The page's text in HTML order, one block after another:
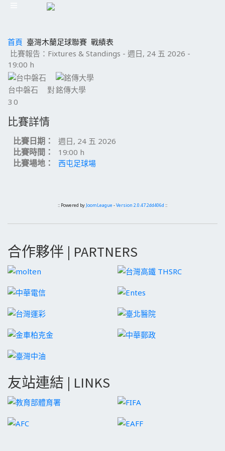
首頁 臺灣木蘭足球聯賽 戰績表
比賽報告：Fixtures & Standings - 週日, 24 五 2026 -
19:00 h
台中磐石 對銘傳大學
3 0
比賽詳情
比賽日期： 週日, 24 五 2026
比賽時間： 19:00 h
比賽場地： 西屯足球場
:: Powered by JoomLeague -Version 2.0.47.2dd406d ::
合作夥伴 | PARTNERS
友站連結 | LINKS